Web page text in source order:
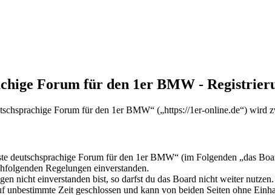
Forum für den 1er BMW -
Forum für den 1er BMW“ („https://1er-online.de“) wird
deutschsprachige Forum für den 1er BMW“ (im Folgenden „das
Regelungen einverstanden.
nicht einverstanden bist, so darfst du das Board nicht weiter
unbestimmte Zeit geschlossen und kann von beiden Seiten ohne